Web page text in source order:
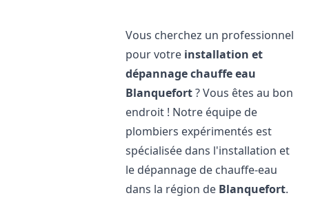
Vous cherchez un professionnel
pour votre installation et
dépannage chauffe eau
Blanquefort? Vous êtes au bon
endroit ! Notre équipe de
plombiers expérimentés est
spécialisée dans l'installation et
le dépannage de chauffe-eau
dans la région de Blanquefort.